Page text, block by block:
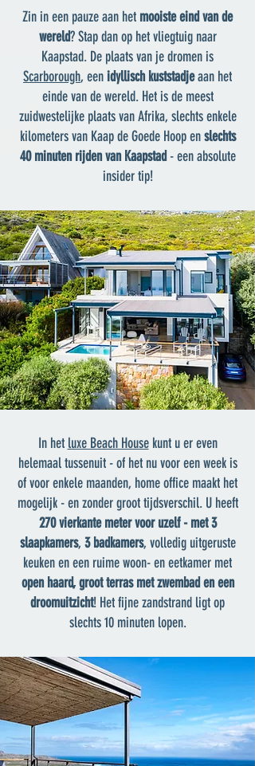
Zin in een pauze aan het mooiste eind van de
wereld? Stap dan op het vliegtuig naar
Kaapstad. De plaats van je dromen is
Scarborough, eenidyllisch kuststadjeaan het
einde van de wereld. Het is de meest
zuidwestelijke plaats van Afrika, slechts enkele
kilometers van Kaap de Goede Hoop enslechts
40 minuten rijden van Kaapstad - een absolute
insider tip!
In het luxe Beach Housekunt u er even
helemaal tussenuit - of het nu voor een week is
of voor enkele maanden, home office maakt het
mogelijk - en zonder groot tijdsverschil. U heeft
270 vierkante meter voor uzelf - met 3
slaapkamers, 3 badkamers, volledig uitgeruste
keuken en een ruime woon- en eetkamer met
open haard, groot terras met zwembad en een
droomuitzicht! Het fijne zandstrand ligt op
slechts 10 minuten lopen.